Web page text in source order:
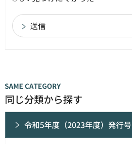
同じ分類から探す
令和5年度（2023年度）発行号